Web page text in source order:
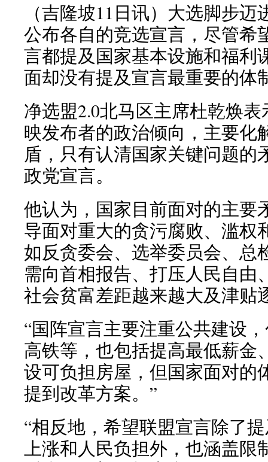
（吉隆坡11日讯）大选脚步
公布各自的竞选宣言，尽管希
言都提及国家基本设施和福利
面却没有提及宣言最重要的体
净选盟2.0北马区主席杜乾焕
映发布者的政治倾向，主要化
盾，只有认清国家关键问题的
政党宣言。
他认为，国家目前面对的主要
导面对重大的贪污腐败、滥权
如反贪委会、选举委员会、总
需向首相报告、打压人民自由
社会贫富差距越来越大及津贴
“国阵宣言主要注重公共建设
高铁等，也包括提高最低薪金
设可负担房屋，但国家面对的
提到改革方案。”
“相反地，希望联盟宣言除了
上涨和人民负担外，也涵盖限